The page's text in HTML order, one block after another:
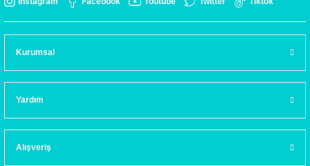
Kurumsal
Yardım
Alışveriş